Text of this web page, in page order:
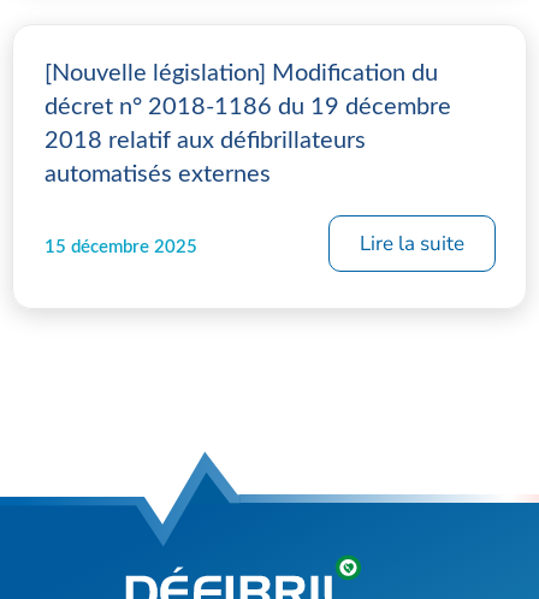
[Nouvelle législation] Modification du
décret n° 2018-1186 du 19 décembre
2018 relatif aux défibrillateurs
automatisés externes
15 décembre 2025 Lire la suite